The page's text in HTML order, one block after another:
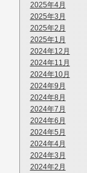
2025年4月
2025年3月
2025年2月
2025年1月
2024年12月
2024年11月
2024年10月
2024年9月
2024年8月
2024年7月
2024年6月
2024年5月
2024年4月
2024年3月
2024年2月